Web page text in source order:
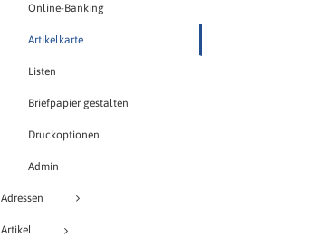
Online-Banking
Artikelkarte
Listen
Briefpapier gestalten
Druckoptionen
Admin
Adressen
Artikel